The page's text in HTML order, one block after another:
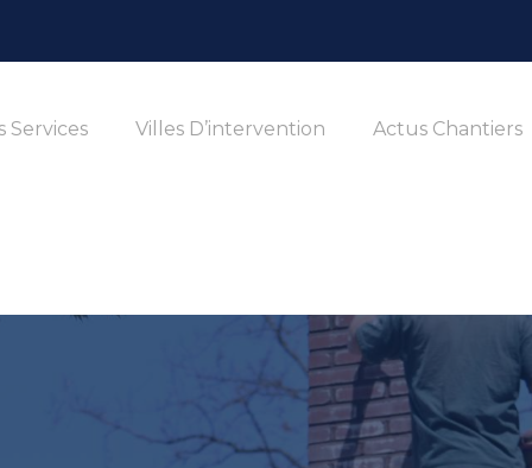
Services Villes D’intervention Actus Chantiers